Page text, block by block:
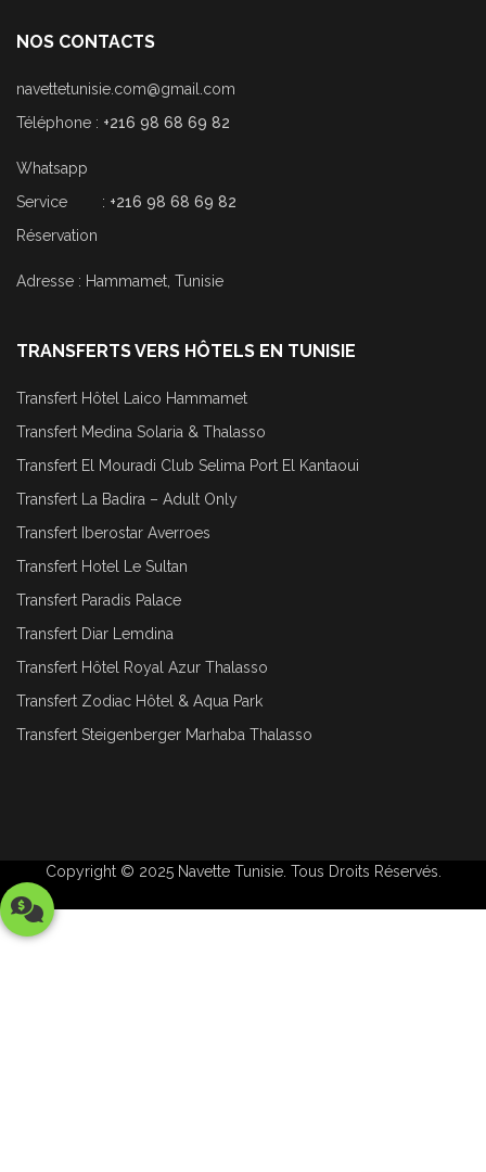
NOS CONTACTS
navettetunisie.com@gmail.com
Téléphone : +216 98 68 69 82
Whatsapp
Service : +216 98 68 69 82
Réservation
Adresse : Hammamet, Tunisie
TRANSFERTS VERS HÔTELS EN TUNISIE
Transfert Hôtel Laico Hammamet
Transfert Medina Solaria & Thalasso
Transfert El Mouradi Club Selima Port El Kantaoui
Transfert La Badira – Adult Only
Transfert Iberostar Averroes
Transfert Hotel Le Sultan
Transfert Paradis Palace
Transfert Diar Lemdina
Transfert Hôtel Royal Azur Thalasso
Transfert Zodiac Hôtel & Aqua Park
Transfert Steigenberger Marhaba Thalasso
Copyright © 2025 Navette Tunisie. Tous Droits Réservés.